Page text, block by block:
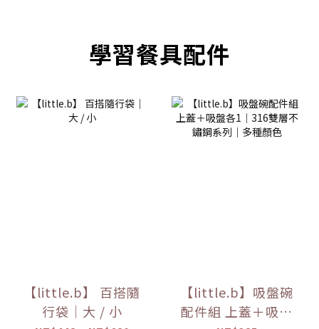
學習餐具配件
【little.b】 百搭隨
行袋｜大 / 小
【little.b】吸盤碗
配件組 上蓋＋吸盤